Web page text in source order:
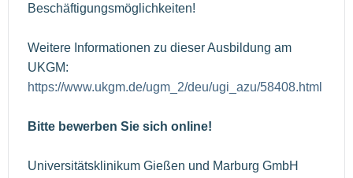
Beschäftigungsmöglichkeiten!
Weitere Informationen zu dieser Ausbildung am
UKGM:
https://www.ukgm.de/ugm_2/deu/ugi_azu/58408.html
Bitte bewerben Sie sich online!
Universitätsklinikum Gießen und Marburg GmbH